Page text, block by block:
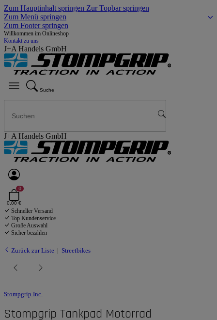
Zum Hauptinhalt springen Zur Topbar springen
Zum Menü springen
Zum Footer springen
Willkommen im Onlineshop
Kontakt zu uns
J+A Handels GmbH
Suche
J+A Handels GmbH
0
0,00 €
Schneller Versand
Top Kundenservice
Große Auswahl
Sicher bezahlen
Zurück zur Liste Streetbikes
Stompgrip Inc.
Stompgrip Tankpad Motorrad